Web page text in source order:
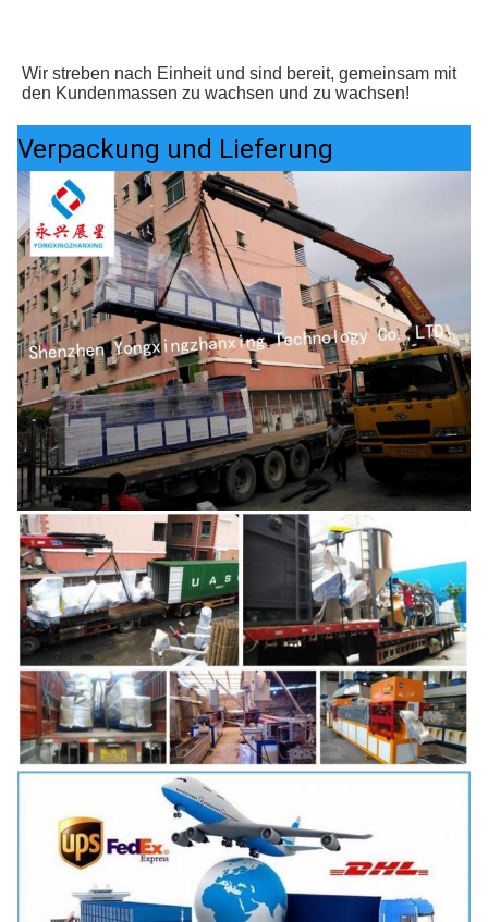
Wir streben nach Einheit und sind bereit, gemeinsam mit
den Kundenmassen zu wachsen und zu wachsen!
Verpackung und Lieferung